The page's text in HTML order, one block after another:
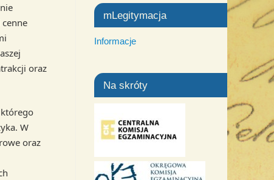
oraz
W
oraz
mLegitymacja
Informacje
Na skróty